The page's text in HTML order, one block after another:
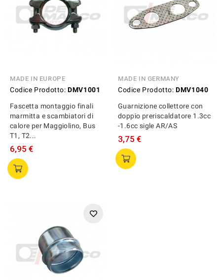
MADE IN EUROPE
Codice Prodotto: DMV1001
Fascetta montaggio finali
marmitta e scambiatori di
calore per Maggiolino, Bus
T1, T2...
6,95 €
MADE IN GERMANY
Codice Prodotto: DMV1040
Guarnizione collettore con
doppio preriscaldatore 1.3cc
-1.6cc sigle AR/AS
3,75 €